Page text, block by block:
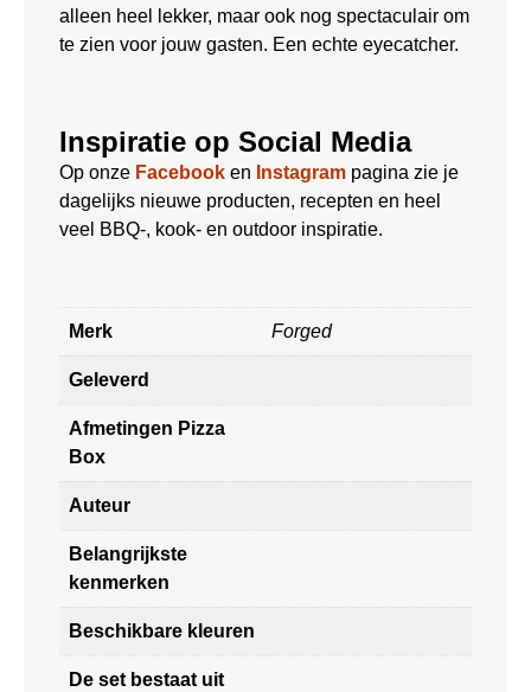
alleen heel lekker, maar ook nog spectaculair om
te zien voor jouw gasten. Een echte eyecatcher.
Inspiratie op Social Media
Op onze Facebook en Instagram pagina zie je
dagelijks nieuwe producten, recepten en heel
veel BBQ-, kook- en outdoor inspiratie.
Merk Forged
Geleverd
Afmetingen Pizza
Box
Auteur
Belangrijkste
kenmerken
Beschikbare kleuren
De set bestaat uit